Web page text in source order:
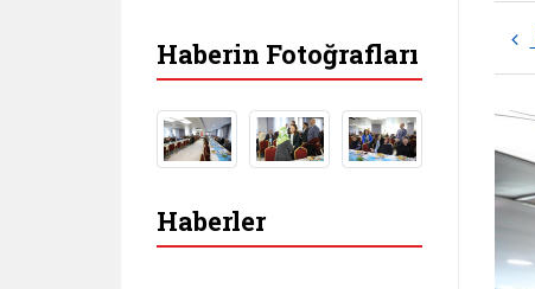
Haberin Fotoğrafları
Haberler